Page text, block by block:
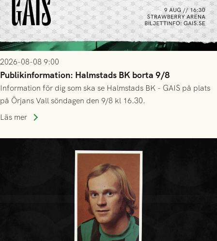
2026-08-08 9:00
Publikinformation: Halmstads BK borta 9/8
Information för dig som ska se Halmstads BK - GAIS på plats
på Örjans Vall söndagen den 9/8 kl 16.30.
Läs mer